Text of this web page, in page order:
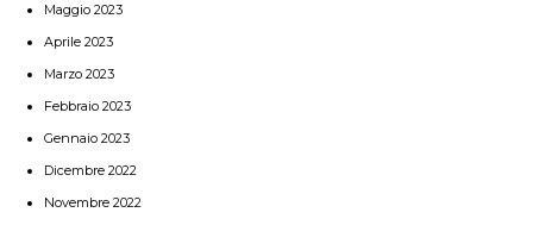
Maggio 2023
Aprile 2023
Marzo 2023
Febbraio 2023
Gennaio 2023
Dicembre 2022
Novembre 2022